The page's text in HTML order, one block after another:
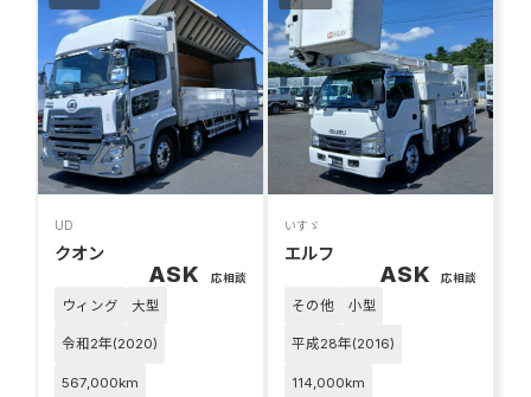
UD
クオン
ASK 応相談
ウィング 大型
令和2年(2020)
567,000km
いすゞ
エルフ
ASK 応相談
その他 小型
平成28年(2016)
114,000km